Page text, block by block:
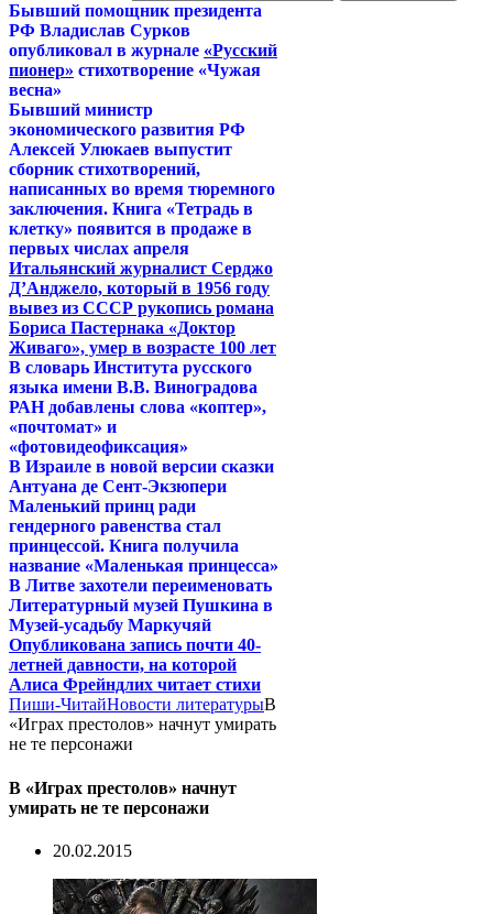
Бывший помощник президента
РФ Владислав Сурков
опубликовал в журнале «Русский
пионер» стихотворение «Чужая
весна»
Бывший министр
экономического развития РФ
Алексей Улюкаев выпустит
сборник стихотворений,
написанных во время тюремного
заключения. Книга «Тетрадь в
клетку» появится в продаже в
первых числах апреля
Итальянский журналист Серджо
Д’Анджело, который в 1956 году
вывез из СССР рукопись романа
Бориса Пастернака «Доктор
Живаго», умер в возрасте 100 лет
В словарь Института русского
языка имени В.В. Виноградова
РАН добавлены слова «коптер»,
«почтомат» и
«фотовидеофиксация»
В Израиле в новой версии сказки
Антуана де Сент-Экзюпери
Маленький принц ради
гендерного равенства стал
принцессой. Книга получила
название «Маленькая принцесса»
В Литве захотели переименовать
Литературный музей Пушкина в
Музей-усадьбу Маркучяй
Опубликована запись почти 40-
летней давности, на которой
Алиса Фрейндлих читает стихи
Пиши-ЧитайНовости литературыВ
«Играх престолов» начнут умирать
не те персонажи
В «Играх престолов» начнут
умирать не те персонажи
20.02.2015